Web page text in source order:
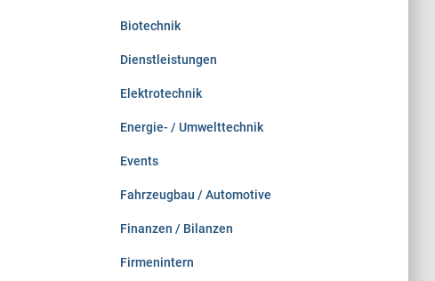
Biotechnik
Dienstleistungen
Elektrotechnik
Energie- / Umwelttechnik
Events
Fahrzeugbau / Automotive
Finanzen / Bilanzen
Firmenintern